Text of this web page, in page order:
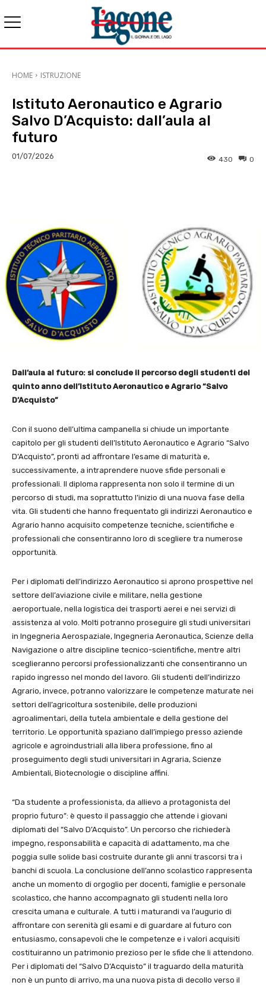
HOME ISTRUZIONE
Istituto Aeronautico e Agrario
Salvo D’Acquisto: dall’aula al
futuro
01/07/2026 0
430
Dall’aula al futuro: si conclude il percorso degli studenti del
quinto anno dell’Istituto Aeronautico e Agrario “Salvo
D’Acquisto”
Con il suono dell’ultima campanella si chiude un importante
capitolo per gli studenti dell’Istituto Aeronautico e Agrario “Salvo
D’Acquisto”, pronti ad affrontare l’esame di maturità e,
successivamente, a intraprendere nuove sfide personali e
professionali. Il diploma rappresenta non solo il termine di un
percorso di studi, ma soprattutto l’inizio di una nuova fase della
vita. Gli studenti che hanno frequentato gli indirizzi Aeronautico e
Agrario hanno acquisito competenze tecniche, scientifiche e
professionali che consentiranno loro di scegliere tra numerose
opportunità.
Per i diplomati dell’indirizzo Aeronautico si aprono prospettive nel
settore dell’aviazione civile e militare, nella gestione
aeroportuale, nella logistica dei trasporti aerei e nei servizi di
assistenza al volo. Molti potranno proseguire gli studi universitari
in Ingegneria Aerospaziale, Ingegneria Aeronautica, Scienze della
Navigazione o altre discipline tecnico-scientifiche, mentre altri
sceglieranno percorsi professionalizzanti che consentiranno un
rapido ingresso nel mondo del lavoro. Gli studenti dell’indirizzo
Agrario, invece, potranno valorizzare le competenze maturate nei
settori dell’agricoltura sostenibile, delle produzioni
agroalimentari, della tutela ambientale e della gestione del
territorio. Le opportunità spaziano dall’impiego presso aziende
agricole e agroindustriali alla libera professione, fino al
proseguimento degli studi universitari in Agraria, Scienze
Ambientali, Biotecnologie o discipline affini.
“Da studente a professionista, da allievo a protagonista del
proprio futuro”: è questo il passaggio che attende i giovani
diplomati del “Salvo D’Acquisto”. Un percorso che richiederà
impegno, responsabilità e capacità di adattamento, ma che
poggia sulle solide basi costruite durante gli anni trascorsi tra i
banchi di scuola. La conclusione dell’anno scolastico rappresenta
anche un momento di orgoglio per docenti, famiglie e personale
scolastico, che hanno accompagnato gli studenti nella loro
crescita umana e culturale. A tutti i maturandi va l’augurio di
affrontare con serenità gli esami e di guardare al futuro con
entusiasmo, consapevoli che le competenze e i valori acquisiti
costituiranno un patrimonio prezioso per le sfide che li attendono.
Per i diplomati del “Salvo D’Acquisto” il traguardo della maturità
non è un punto di arrivo, ma una nuova pista di decollo verso il